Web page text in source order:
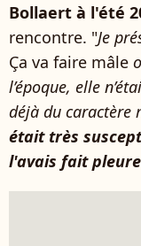
Bollaert à l'été
rencontre. "Je
Ça va faire mâle
l’époque, elle
déjà du caractère
était très
l'avais fait